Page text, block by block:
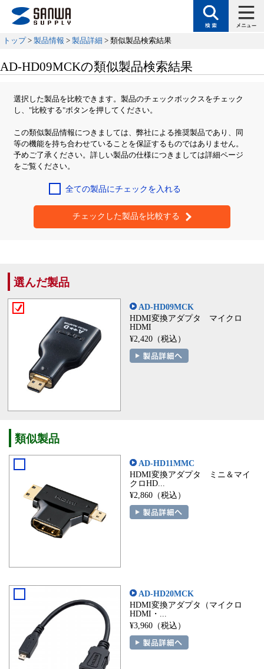
トップ > 製品情報 > 製品詳細 > 類似製品検索結果
AD-HD09MCKの類似製品検索結果
選択した製品を比較できます。製品のチェックボックスをチェック
し、"比較する"ボタンを押してください。
この類似製品情報につきましては、弊社による推奨製品であり、同
等の機能を持ち合わせていることを保証するものではありません。
予めご了承ください。詳しい製品の仕様につきましては詳細ページ
をご覧ください。
全ての製品にチェックを入れる
チェックした製品を比較する
選んだ製品
AD-HD09MCK
HDMI変換アダプタ マイクロ
HDMI
¥2,420（税込）
類似製品
AD-HD11MMC
HDMI変換アダプタ ミニ＆マイ
クロHD...
¥2,860（税込）
AD-HD20MCK
HDMI変換アダプタ（マイクロ
HDMI・...
¥3,960（税込）